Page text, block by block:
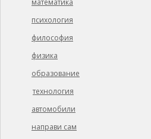
математика
психология
философия
физика
образование
технология
автомобили
направи сам